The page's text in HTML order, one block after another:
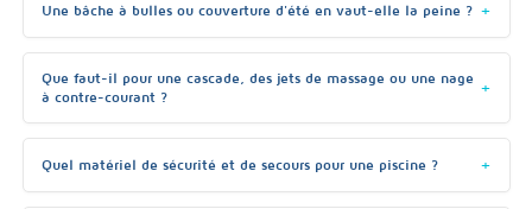
Une bâche à bulles ou couverture d'été en vaut-elle la peine ?
Que faut-il pour une cascade, des jets de massage ou une nage
à contre-courant ?
Quel matériel de sécurité et de secours pour une piscine ?